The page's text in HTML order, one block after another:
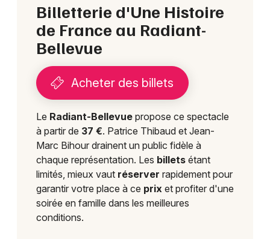
Billetterie d'Une Histoire
de France au Radiant-
Bellevue
Acheter des billets
Le Radiant-Bellevue propose ce spectacle
à partir de 37 €. Patrice Thibaud et Jean-
Marc Bihour drainent un public fidèle à
chaque représentation. Les billets étant
limités, mieux vaut réserver rapidement pour
garantir votre place à ce prix et profiter d'une
soirée en famille dans les meilleures
conditions.